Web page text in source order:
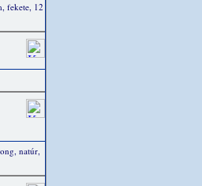
fekete, 12
natúr,